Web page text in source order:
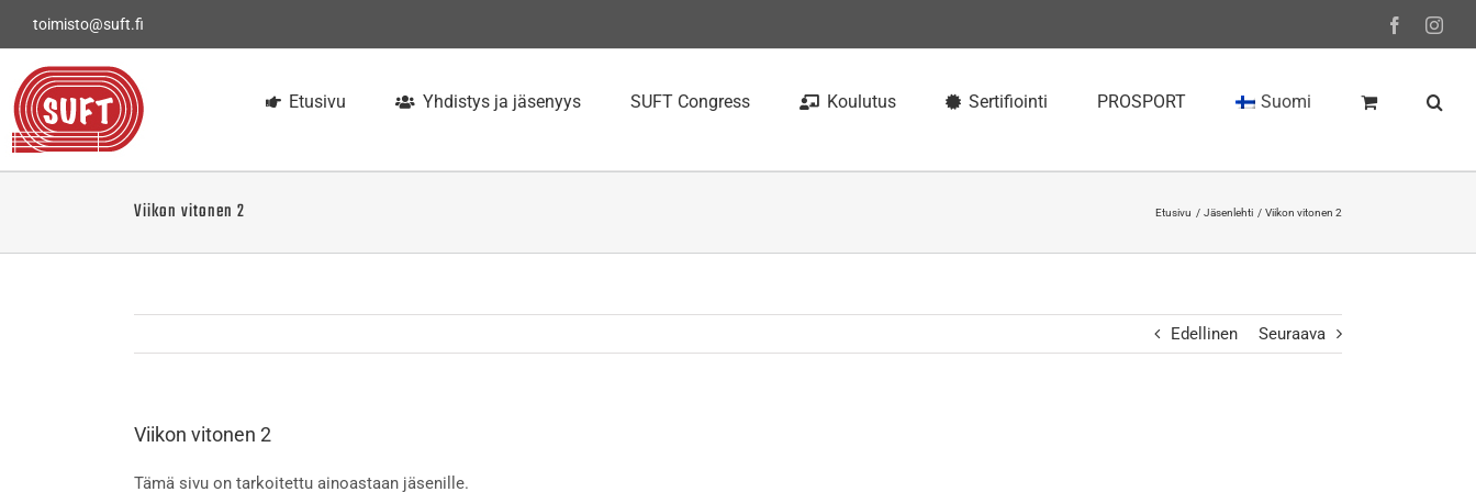
toimisto@suft.fi Facebook
Etusivu Yhdistys ja jäsenyys SUFT Congress Koulutus Sertifiointi PROSPORT Suomi
Viikon vitonen 2 Etusivu Jäsenlehti Viikon vitonen 2
Edellinen Seuraava
Viikon vitonen 2
Tämä sivu on tarkoitettu ainoastaan jäsenille.